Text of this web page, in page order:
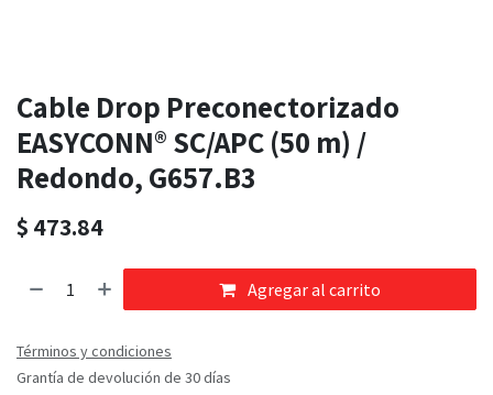
Cable Drop Preconectorizado
EASYCONN® SC/APC (50 m) /
Redondo, G657.B3
$ 473.84
Agregar al carrito
Términos y condiciones
Grantía de devolución de 30 días